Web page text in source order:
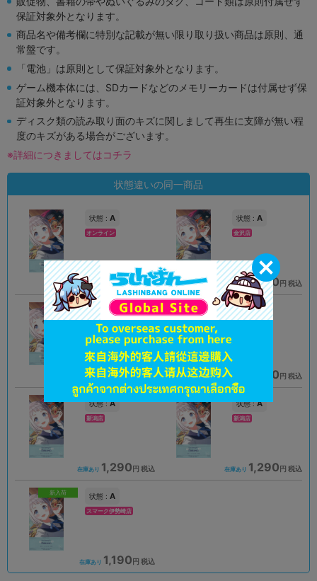
保証対象外となります。
商品名や備考欄に特別な記載が無い限り取り扱い商品は原則、通
常盤です。
「電池」は原則として保証対象外となります。
ゲーム機本体には、SDカードなどのメモリーカードは付属せず保
証対象外となります。
ディスク類の読み取り面のキズに関しまして再生に支障が無い程
度のキズがある場合がございます。
※詳細につきましてはコチラ
状態違いの同一商品
状態 : A
オンライン
品切状態 1,090円 税込
状態 : A
金沢店
在庫あり 1,690円 税込
状態 :A
大阪日本橋店
在庫あり 1,390円 税込
状態 :A
在庫あり 1,390円 税込
状態 :A
新潟店
在庫あり 1,290円 税込
状態 :A
新潟店
在庫あり 1,290円 税込
新入荷 状態 : A
スマーク伊勢崎店
在庫あり 1,190円 税込